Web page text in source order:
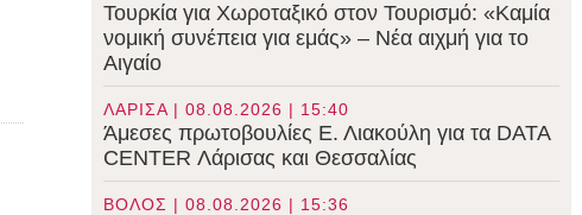
Τουρκία για Χωροταξικό στον Τουρισμό: «Καμία
νομική συνέπεια για εμάς» – Νέα αιχμή για το
Αιγαίο
ΛΑΡΙΣΑ | 08.08.2026 | 15:40
Άμεσες πρωτοβουλίες Ε. Λιακούλη για τα DATA
CENTER Λάρισας και Θεσσαλίας
ΒΟΛΟΣ | 08.08.2026 | 15:36